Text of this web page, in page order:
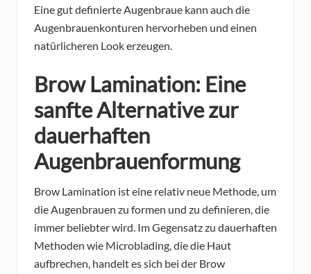
Eine gut definierte Augenbraue kann auch die
Augenbrauenkonturen hervorheben und einen
natürlicheren Look erzeugen.
Brow Lamination: Eine
sanfte Alternative zur
dauerhaften
Augenbrauenformung
Brow Lamination ist eine relativ neue Methode, um
die Augenbrauen zu formen und zu definieren, die
immer beliebter wird. Im Gegensatz zu dauerhaften
Methoden wie Microblading, die die Haut
aufbrechen, handelt es sich bei der Brow